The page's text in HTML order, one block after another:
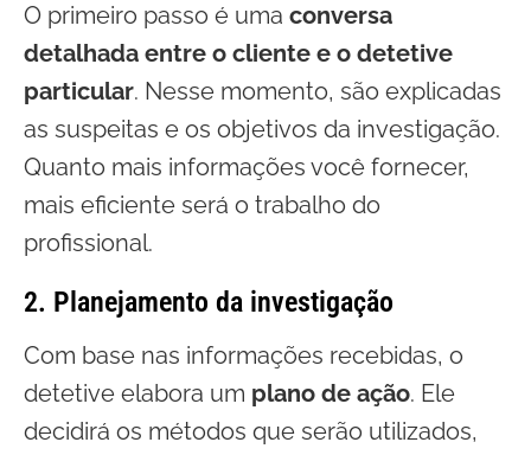
O primeiro passo é uma conversa
detalhada entre o cliente e o detetive
particular. Nesse momento, são explicadas
as suspeitas e os objetivos da investigação.
Quanto mais informações você fornecer,
mais eficiente será o trabalho do
profissional.
2. Planejamento da investigação
Com base nas informações recebidas, o
detetive elabora um plano de ação. Ele
decidirá os métodos que serão utilizados,